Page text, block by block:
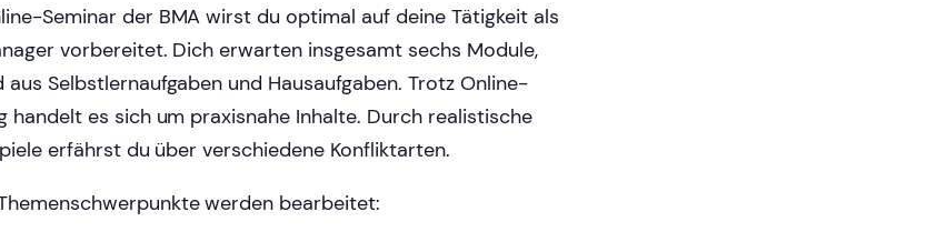
Seminar der BMA wirst du optimal auf deine Tätigkeit als
vorbereitet. Dich erwarten insgesamt sechs Module,
aus Selbstlernaufgaben und Hausaufgaben. Trotz Online-
handelt es sich um praxisnahe Inhalte. Durch realistische
erfährst du über verschiedene Konfliktarten.
werden bearbeitet: